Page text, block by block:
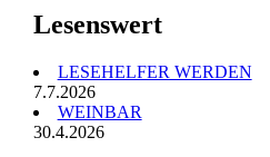
Lesenswert
LESEHELFER WERDEN
7.7.2026
WEINBAR
30.4.2026